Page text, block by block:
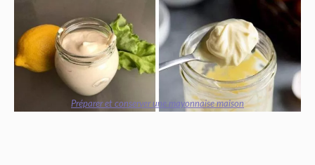
Préparer et conserver une mayonnaise maison